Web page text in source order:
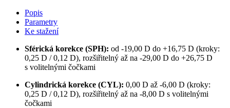
Popis
Parametry
Ke stažení
Sférická korekce (SPH): od -19,00 D do +16,75 D (kroky:
0,25 D / 0,12 D), rozšiřitelný až na -29,00 D do +26,75 D
s volitelnými čočkami
Cylindrická korekce (CYL): 0,00 D až -6,00 D (kroky:
0,25 D / 0,12 D), rozšiřitelný až na -8,00 D s volitelnými
čočkami